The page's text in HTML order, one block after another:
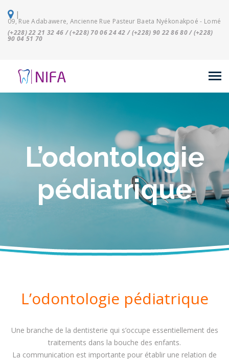
|
09, Rue Adabawere, Ancienne Rue Pasteur Baeta Nyékonakpoé - Lomé
(+228) 22 21 32 46 / (+228) 70 06 24 42 / (+228) 90 22 86 80 / (+228)
90 04 51 70
L’odontologie
pédiatrique
L’odontologie pédiatrique
Une branche de la dentisterie qui s’occupe essentiellement des
traitements dans la bouche des enfants.
La communication est importante pour établir une relation de